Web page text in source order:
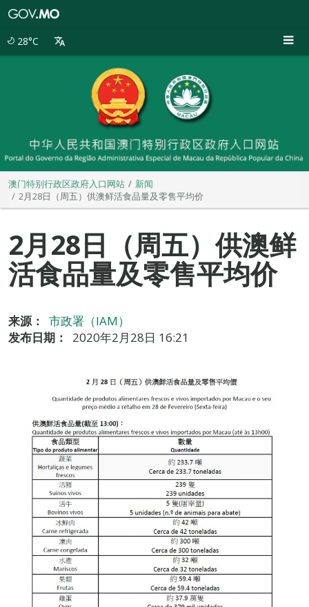
28°C
澳门特别行政区政府入口网站
新闻
2月28日（周五）供澳鲜活食品量及零售平均价
2月28日（周五）供澳鲜
活食品量及零售平均价
来源：
市政署（IAM）
发布日期：
2020年2月28日 16:21